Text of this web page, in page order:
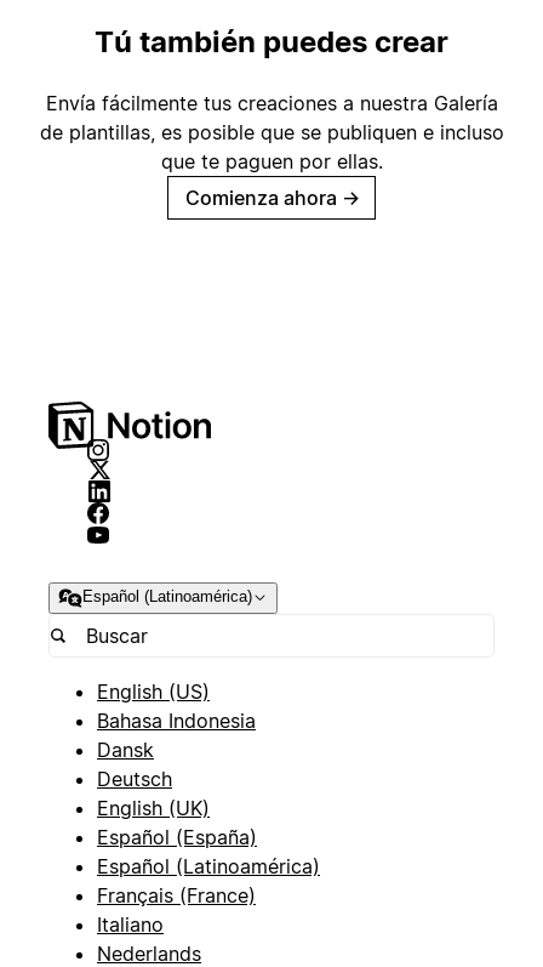
Tú también puedes crear
Envía fácilmente tus creaciones a nuestra Galería
de plantillas, es posible que se publiquen e incluso
que te paguen por ellas.
Comienza ahora →
Español (Latinoamérica)
English (US)
Bahasa Indonesia
Dansk
Deutsch
English (UK)
Español (España)
Español (Latinoamérica)
Français (France)
Italiano
Nederlands